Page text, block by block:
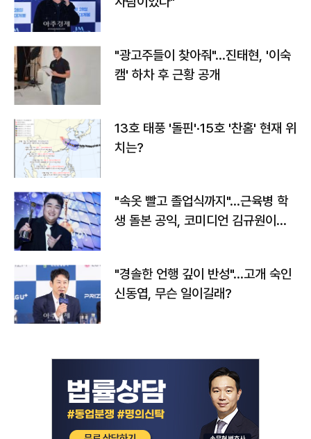
"광고주들이 찾아줘"…진태현, '이숙
캠' 하차 후 근황 공개
13호 태풍 '돌핀'·15호 '찬홈' 현재 위
치는?
"속옷 빨고 졸업식까지"…근육병 학
생 돌본 공익, 코미디언 김규원이었
"경솔한 언행 깊이 반성"…고개 숙인
신동엽, 무슨 일이길래?